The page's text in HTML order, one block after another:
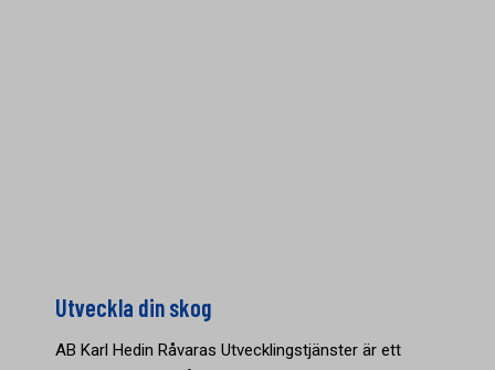
Utveckla din skog
AB Karl Hedin Råvaras Utvecklingstjänster är ett